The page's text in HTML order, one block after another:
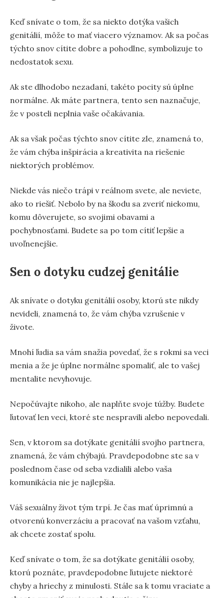
Keď snívate o tom, že sa niekto dotýka vašich
genitálií, môže to mať viacero významov. Ak sa počas
týchto snov cítite dobre a pohodlne, symbolizuje to
nedostatok sexu.
Ak ste dlhodobo nezadaní, takéto pocity sú úplne
normálne. Ak máte partnera, tento sen naznačuje,
že v posteli neplnia vaše očakávania.
Ak sa však počas týchto snov cítite zle, znamená to,
že vám chýba inšpirácia a kreativita na riešenie
niektorých problémov.
Niekde vás niečo trápi v reálnom svete, ale neviete,
ako to riešiť. Nebolo by na škodu sa zveriť niekomu,
komu dôverujete, so svojimi obavami a
pochybnosťami. Budete sa po tom cítiť lepšie a
uvoľnenejšie.
Sen o dotyku cudzej genitálie
Ak snívate o dotyku genitálií osoby, ktorú ste nikdy
nevideli, znamená to, že vám chýba vzrušenie v
živote.
Mnohí ľudia sa vám snažia povedať, že s rokmi sa veci
menia a že je úplne normálne spomaliť, ale to vašej
mentalite nevyhovuje.
Nepočúvajte nikoho, ale naplňte svoje túžby. Budete
ľutovať len veci, ktoré ste nespravili alebo nepovedali.
Sen, v ktorom sa dotýkate genitálií svojho partnera,
znamená, že vám chýbajú. Pravdepodobne ste sa v
poslednom čase od seba vzdialili alebo vaša
komunikácia nie je najlepšia.
Váš sexuálny život tým trpí. Je čas mať úprimnú a
otvorenú konverzáciu a pracovať na vašom vzťahu,
ak chcete zostať spolu.
Keď snívate o tom, že sa dotýkate genitálií osoby,
ktorú poznáte, pravdepodobne ľutujete niektoré
chyby a hriechy z minulosti. Stále sa k tomu vraciate a